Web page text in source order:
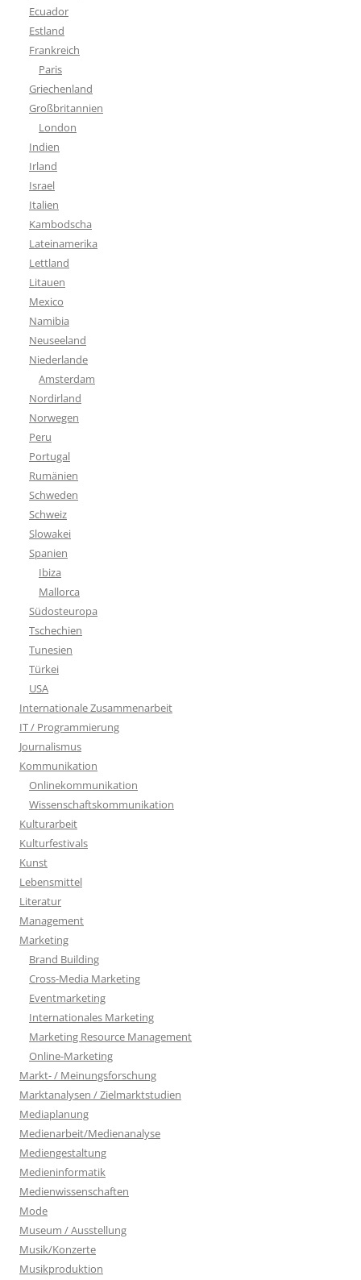
Ecuador
Estland
Frankreich
Paris
Griechenland
Großbritannien
London
Indien
Irland
Israel
Italien
Kambodscha
Lateinamerika
Lettland
Litauen
Mexico
Namibia
Neuseeland
Niederlande
Amsterdam
Nordirland
Norwegen
Peru
Portugal
Rumänien
Schweden
Schweiz
Slowakei
Spanien
Ibiza
Mallorca
Südosteuropa
Tschechien
Tunesien
Türkei
USA
Internationale Zusammenarbeit
IT / Programmierung
Journalismus
Kommunikation
Onlinekommunikation
Wissenschaftskommunikation
Kulturarbeit
Kulturfestivals
Kunst
Lebensmittel
Literatur
Management
Marketing
Brand Building
Cross-Media Marketing
Eventmarketing
Internationales Marketing
Marketing Resource Management
Online-Marketing
Markt- / Meinungsforschung
Marktanalysen / Zielmarktstudien
Mediaplanung
Medienarbeit/Medienanalyse
Mediengestaltung
Medieninformatik
Medienwissenschaften
Mode
Museum / Ausstellung
Musik/Konzerte
Musikproduktion